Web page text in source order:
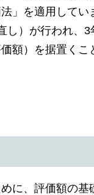
」を適用してい
）が行われ、
額）を据置く
に、評価額の